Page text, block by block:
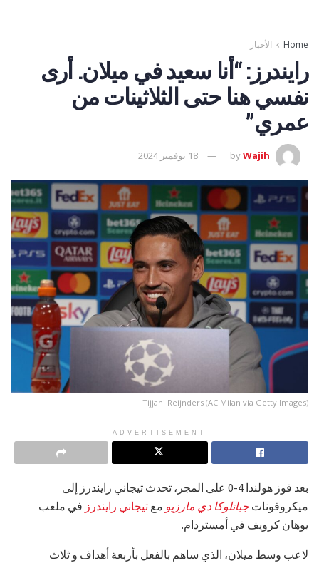
Home الأخبار
رايندرز: “أنا سعيد في ميلان. أرى
نفسي هنا حتى الثلاثينات من
عمري”
byWajih 18 نوفمبر 2024
Tijjani Reijnders (AC Milan via Getty Images)
ADVERTISEMENT
بعد فوز هولندا 4-0 على المجر، تحدث تيجاني رايندرز إلى
ميكروفونات جيانلوكا دي مارزيو مع تيجاني رايندرز في ملعب
يوهان كرويف في أمستردام.
لاعب وسط ميلان، الذي ساهم بالفعل بأربعة أهداف و ثلاث